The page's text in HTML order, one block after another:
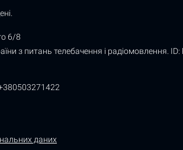
6/8
з питань телебачення і радіомовлення. ID:
даних